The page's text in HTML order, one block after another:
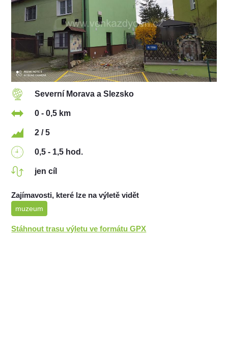
Severní Morava a Slezsko
0 - 0,5 km
2 / 5
0,5 - 1,5 hod.
jen cíl
Zajímavosti, které lze na výletě vidět
muzeum
Stáhnout trasu výletu ve formátu GPX